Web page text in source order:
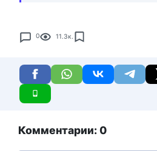
0 11.3к.
Комментарии: 0